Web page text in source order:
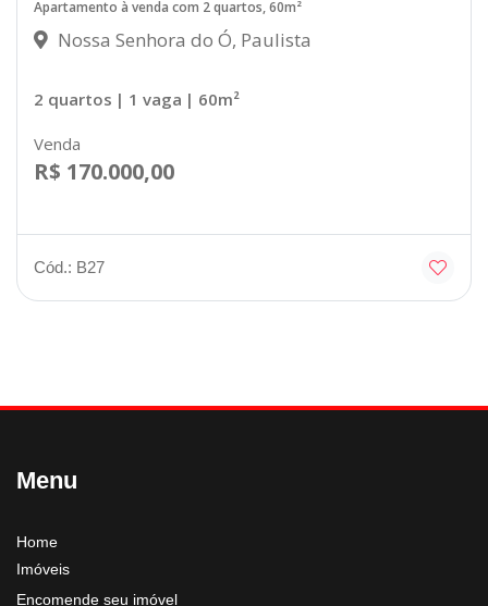
Apartamento à venda com 2 quartos, 60m²
Nossa Senhora do Ó, Paulista
2 quartos | 1 vaga | 60m²
Venda
R$ 170.000,00
Cód.: B27
Menu
Home
Imóveis
Encomende seu imóvel